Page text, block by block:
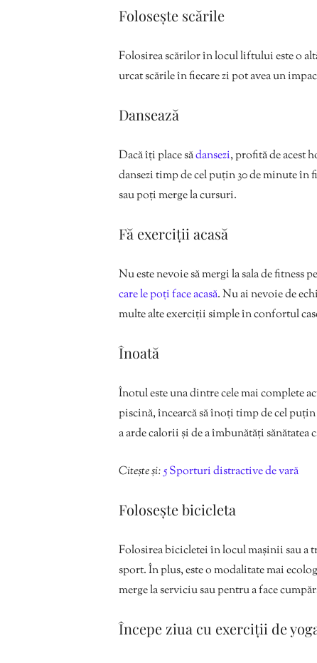
Folosește scările
Folosirea scărilor în locul liftului este o
urcat scările în fiecare zi pot avea un
Dansează
Dacă îți place sădansezi, profită de acest
dansezi timp de cel puțin 30 de minute în
sau poți merge la cursuri.
Fă exerciții acasă
Nu este nevoie să mergi la sala de fitness
care le poți face acasă. Nu ai nevoie de
multe alte exerciții simple în confortul
Înoată
Înotul este una dintre cele mai complete
piscină, încearcă să înoți timp de cel
a arde calorii și de a îmbunătăți sănătatea
Citește și:5 Sporturi distractive de vară
Folosește bicicleta
Folosirea bicicletei în locul mașinii sau a
sport. În plus, este o modalitate mai
merge la serviciu sau pentru a face
Începe ziua cu exerciții de